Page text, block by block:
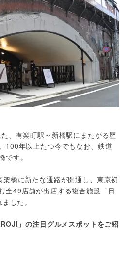
、有楽町駅～新橋駅にまたがる歴
100年以上たつ今でもなお、鉄道
です。
橋に新たな通路が開通し、東京初
全49店舗が出店する複合施設「日
した。
」の注目グルメスポットをご紹